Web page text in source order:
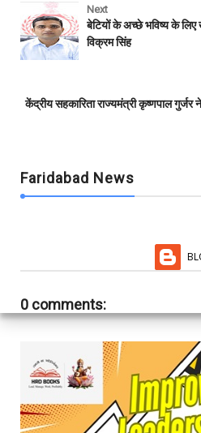
e
b
o
o
k
t
e
r
t
s
A
p
l
l
e
Next
बेटियों के अच्छे भविष्य के लिए
विक्रम सिंह
केंद्रीय सहकारिता राज्यमंत्री कृष्णपाल गुर्जर
Faridabad News
0 comments: